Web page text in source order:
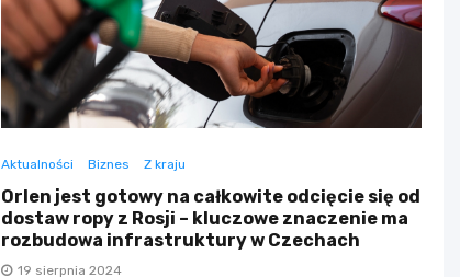
Aktualności Biznes Z kraju
Orlen jest gotowy na całkowite odcięcie się od
dostaw ropy z Rosji – kluczowe znaczenie ma
rozbudowa infrastruktury w Czechach
19 sierpnia 2024